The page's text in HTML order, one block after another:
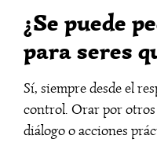
¿Se puede
para seres
Sí, siempre desde el
control. Orar por
diálogo o acciones